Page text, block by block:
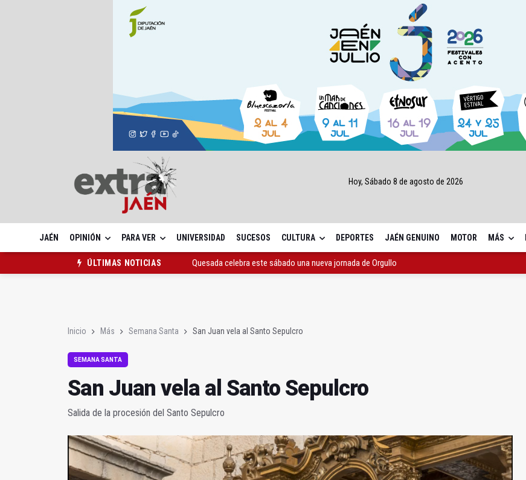
Hoy, Sábado 8 de agosto de 2026
JAÉN OPINIÓN PARA VER UNIVERSIDAD SUCESOS CULTURA DEPORTES JAÉN GENUINO MOTOR MÁS
ÚLTIMAS NOTICIAS
Quesada celebra este sábado una nueva jornada de Orgullo
Inicio Más Semana Santa San Juan vela al Santo Sepulcro
SEMANA SANTA
San Juan vela al Santo Sepulcro
Salida de la procesión del Santo Sepulcro